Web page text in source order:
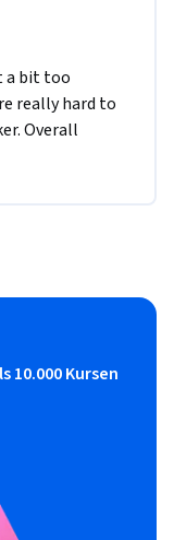
a bit too
really hard to
Overall
10.000 Kursen